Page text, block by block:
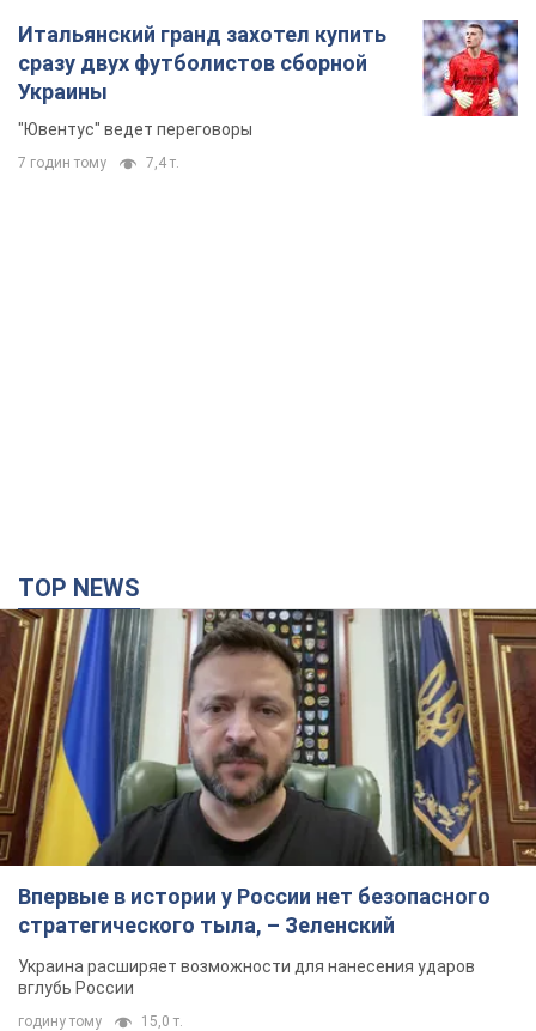
Итальянский гранд захотел купить
сразу двух футболистов сборной
Украины
"Ювентус" ведет переговоры
7 годин тому 7,4 т.
TOP NEWS
Впервые в истории у России нет безопасного
стратегического тыла, – Зеленский
Украина расширяет возможности для нанесения ударов
вглубь России
годину тому 15,0 т.